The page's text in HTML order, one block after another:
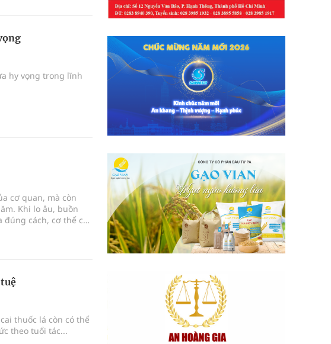
hy vọng trong lĩnh
cơ quan, mà còn
Khi lo âu, buồn
đúng cách, cơ thể có
thuốc lá còn có thể
theo tuổi tác...